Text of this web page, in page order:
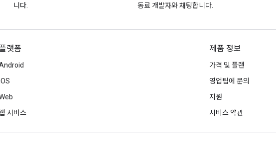
니다.
동료 개발자와 채팅합니다.
플랫폼
서비스
제품 정보
가격 및 플랜
영업팀에 문의
지원
서비스 약관